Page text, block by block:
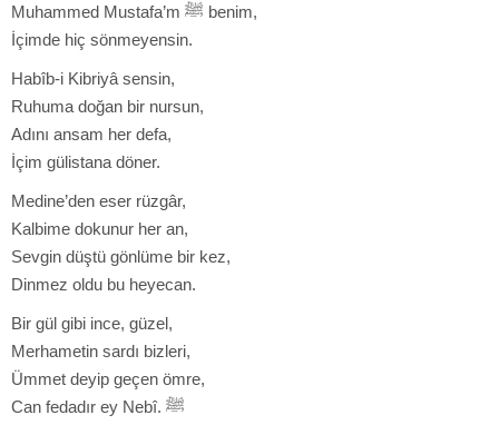
Muhammed Mustafa’m ﷺ benim,
İçimde hiç sönmeyensin.
Habîb-i Kibriyâ sensin,
Ruhuma doğan bir nursun,
Adını ansam her defa,
İçim gülistana döner.
Medine’den eser rüzgâr,
Kalbime dokunur her an,
Sevgin düştü gönlüme bir kez,
Dinmez oldu bu heyecan.
Bir gül gibi ince, güzel,
Merhametin sardı bizleri,
Ümmet deyip geçen ömre,
Can fedadır ey Nebî. ﷺ